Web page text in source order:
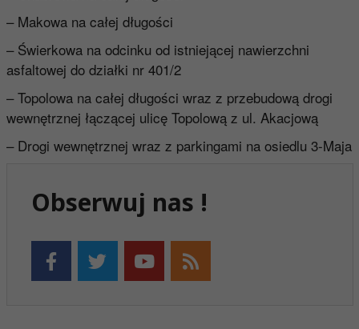
– Makowa na całej długości
– Świerkowa na odcinku od istniejącej nawierzchni
asfaltowej do działki nr 401/2
– Topolowa na całej długości wraz z przebudową drogi
wewnętrznej łączącej ulicę Topolową z ul. Akacjową
– Drogi wewnętrznej wraz z parkingami na osiedlu 3-Maja
Obserwuj nas !